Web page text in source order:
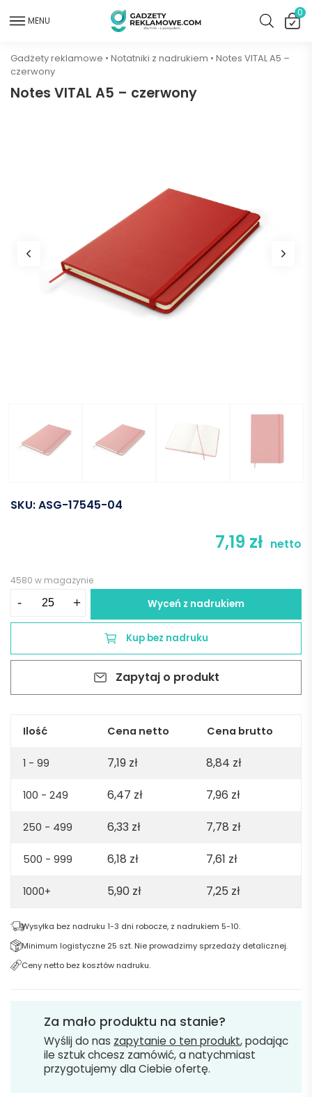
MENU
0
Gadżety reklamowe • Notatniki z nadrukiem • Notes VITAL A5 –
czerwony
Notes VITAL A5 – czerwony
SKU:ASG-17545-04
7,19 zł netto
4580 w magazynie
-
-
+ Wyceń z nadrukiem
Kup bez nadruku
Zapytaj o produkt
Ilość Cena netto Cena brutto
1 - 99 7,19 zł 8,84 zł
100 - 249 6,47 zł 7,96 zł
250 - 499 6,33 zł 7,78 zł
500 - 999 6,18 zł 7,61 zł
1000+ 5,90 zł 7,25 zł
Wysyłka bez nadruku 1-3 dni robocze, z nadrukiem 5-10.
Minimum logistyczne 25 szt. Nie prowadzimy sprzedaży detalicznej.
Ceny netto bez kosztów nadruku.
Za mało produktu na stanie?
Wyślij do nas zapytanie o ten produkt, podając
ile sztuk chcesz zamówić, a natychmiast
przygotujemy dla Ciebie ofertę.